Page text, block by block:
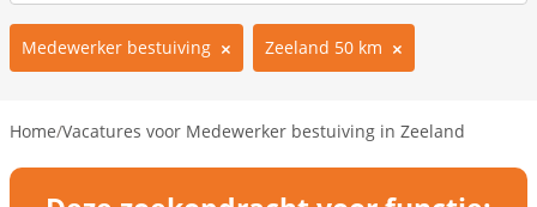
Medewerker bestuiving Zeeland 50 km
Home/Vacatures voor Medewerker bestuiving in Zeeland